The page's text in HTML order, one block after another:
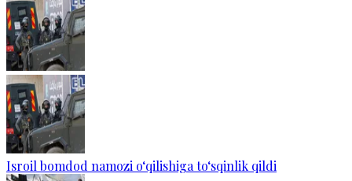
Isroil bomdod namozi o‘qilishiga to‘sqinlik qildi